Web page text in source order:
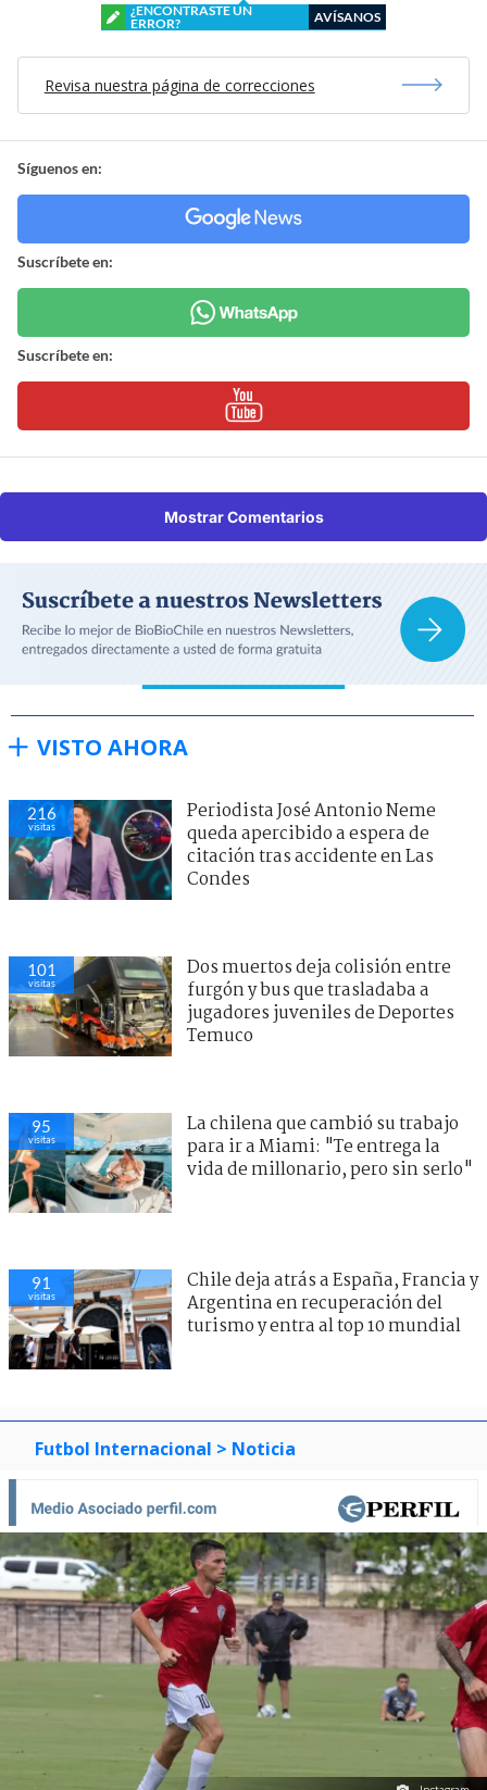
¿ENCONTRASTE UN
ERROR?
AVÍSANOS
Revisa nuestra página de correcciones
Síguenos en:
Suscríbete en:
Suscríbete en:
Mostrar Comentarios
VISTO AHORA
216
visitas
Periodista José Antonio Neme
queda apercibido a espera de
citación tras accidente en Las
Condes
101
visitas
Dos muertos deja colisión entre
furgón y bus que trasladaba a
jugadores juveniles de Deportes
Temuco
95
visitas
La chilena que cambió su trabajo
para ir a Miami: "Te entrega la
vida de millonario, pero sin serlo"
91
visitas
Chile deja atrás a España, Francia y
Argentina en recuperación del
turismo y entra al top 10 mundial
Futbol Internacional > Noticia